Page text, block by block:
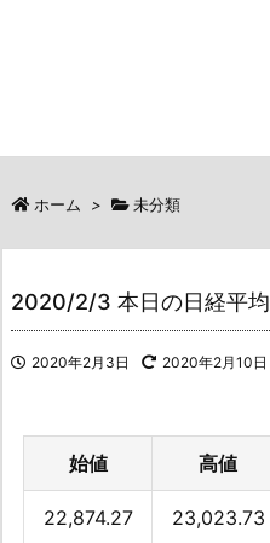
ホーム > 未分類
2020/2/3 本日の日経平均
2020年2月3日 2020年2月10日
始値 高値
22,874.27 23,023.73